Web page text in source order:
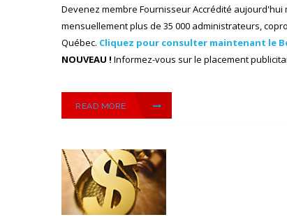
Devenez membre Fournisseur Accrédité aujourd'hui
mensuellement plus de 35 000 administrateurs,
Québec. Cliquez pour consulter maintenant le
NOUVEAU ! Informez-vous sur le placement
READ MORE